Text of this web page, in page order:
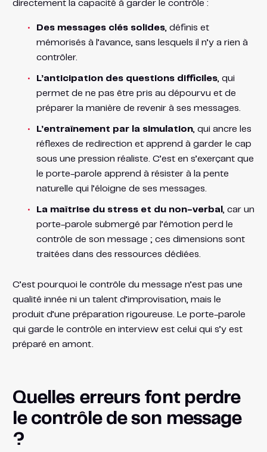
directement la capacité à garder le contrôle :
Des messages clés solides, définis et
mémorisés à l’avance, sans lesquels il n’y a rien à
contrôler.
L’anticipation des questions difficiles, qui
permet de ne pas être pris au dépourvu et de
préparer la manière de revenir à ses messages.
L’entraînement par la simulation, qui ancre les
réflexes de redirection et apprend à garder le cap
sous une pression réaliste. C’est en s’exerçant que
le porte-parole apprend à résister à la pente
naturelle qui l’éloigne de ses messages.
La maîtrise du stress et du non-verbal
, car un
porte-parole submergé par l’émotion perd le
contrôle de son message ; ces dimensions sont
traitées dans des ressources dédiées.
C’est pourquoi le contrôle du message n’est pas une
qualité innée ni un talent d’improvisation, mais le
produit d’une préparation rigoureuse. Le porte-parole
qui garde le contrôle en interview est celui qui s’y est
préparé en amont.
Quelles erreurs font perdre
le contrôle de son message
?